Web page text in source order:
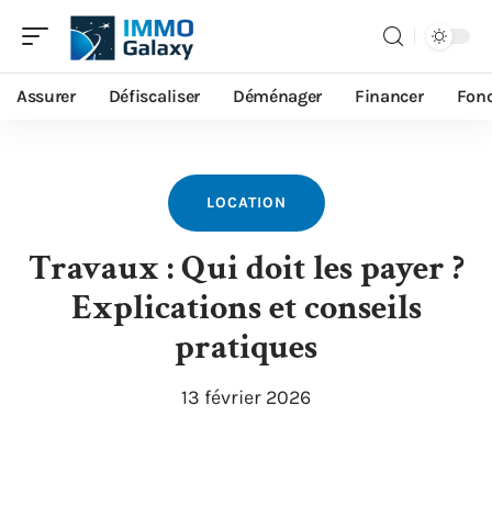
Assurer Défiscaliser Déménager Financer
LOCATION
Travaux : Qui doit les payer ?
Explications et conseils
pratiques
13 février 2026